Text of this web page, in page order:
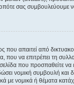
σας συμβουλεύουμε
απαιτεί από
να επιτρέπει τη
που προσπαθείτε
νομική συμβουλή
με νομικά ή θέματα